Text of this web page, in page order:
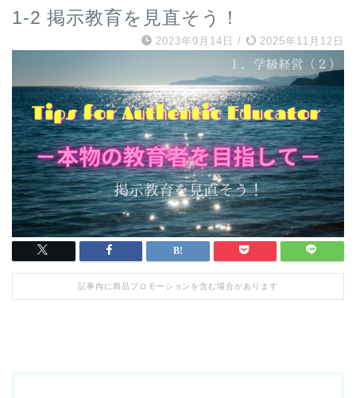
1-2 掲示教育を見直そう！
2023年9月14日 / 2025年11月12日
記事内に商品プロモーションを含む場合があります